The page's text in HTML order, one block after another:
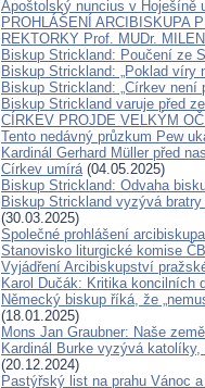
Apoštolský nuncius v Hoješíně
PROHLÁŠENÍ ARCIBISKUPA
REKTORKY Prof. MUDr.
Biskup Strickland: Poučení ze
Biskup Strickland: „Poklad víry
Biskup Strickland: „Církev
Biskup Strickland varuje před
CÍRKEV PROJDE VELKÝM
Tento nedávný průzkum Pew
Kardinál Gerhard Müller před
Církev umírá(04.05.2025)
Biskup Strickland: Odvaha
Biskup Strickland vyzývá
(30.03.2025)
Společné prohlášení
Stanovisko liturgické komise
Vyjádření Arcibiskupství
Karol Dučák: Kritika koncilních
Německý biskup říká, že
(18.01.2025)
Mons Jan Graubner: Naše
Kardinál Burke vyzývá
(20.12.2024)
Pastýřský list na prahu Vánoc